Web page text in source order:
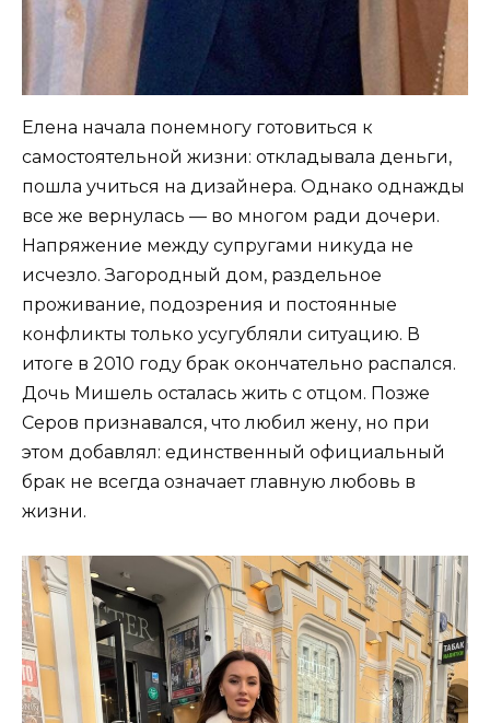
Елена начала понемногу готовиться к
самостоятельной жизни: откладывала деньги,
пошла учиться на дизайнера. Однако однажды
все же вернулась — во многом ради дочери.
Напряжение между супругами никуда не
исчезло. Загородный дом, раздельное
проживание, подозрения и постоянные
конфликты только усугубляли ситуацию. В
итоге в 2010 году брак окончательно распался.
Дочь Мишель осталась жить с отцом. Позже
Серов признавался, что любил жену, но при
этом добавлял: единственный официальный
брак не всегда означает главную любовь в
жизни.